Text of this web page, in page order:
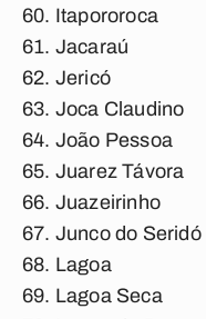
Itapororoca
Jacaraú
Jericó
Joca Claudino
João Pessoa
Juarez Távora
Juazeirinho
Junco do Seridó
Lagoa
Lagoa Seca